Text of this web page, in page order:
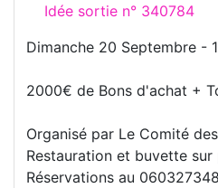
Idée sortie n° 340784
Dimanche 20 Septembre -
2000€ de Bons d'achat +
Organisé par Le Comité
Restauration et buvette sur
Réservations au